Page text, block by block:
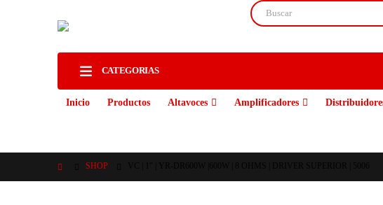
CATEGORIAS
Inicio Productos Altavoces Amplificadores
SHOP